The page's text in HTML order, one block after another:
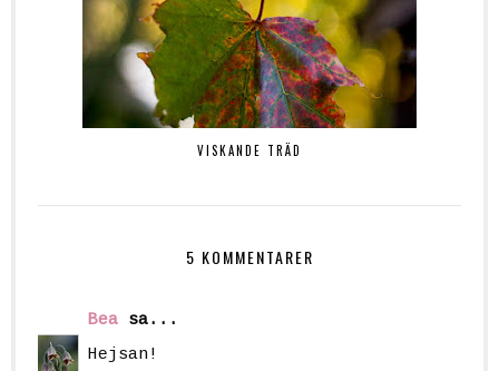
VISKANDE TRÄD
5 KOMMENTARER
Bea sa...
Hejsan!